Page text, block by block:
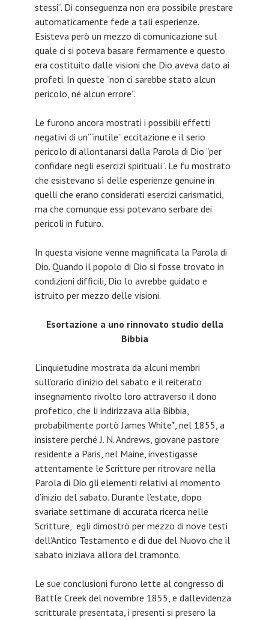
stessi”. Di conseguenza non era possibile prestare
automaticamente fede a tali esperienze.
Esisteva però un mezzo di comunicazione sul
quale ci si poteva basare fermamente e questo
era costituito dalle visioni che Dio aveva dato ai
profeti. In queste “non ci sarebbe stato alcun
pericolo, né alcun errore”.
Le furono ancora mostrati i possibili effetti
negativi di un’“inutile” eccitazione e il serio
pericolo di allontanarsi dalla Parola di Dio “per
confidare negli esercizi spirituali”. Le fu mostrato
che esistevano sì delle esperienze genuine in
quelli che erano considerati esercizi carismatici,
ma che comunque essi potevano serbare dei
pericoli in futuro.
In questa visione venne magnificata la Parola di
Dio. Quando il popolo di Dio si fosse trovato in
condizioni difficili, Dio lo avrebbe guidato e
istruito per mezzo delle visioni.
Esortazione a uno rinnovato studio della
Bibbia
L’inquietudine mostrata da alcuni membri
sull’orario d’inizio del sabato e il reiterato
insegnamento rivolto loro attraverso il dono
profetico, che li indirizzava alla Bibbia,
probabilmente portò James White*, nel 1855, a
insistere perché J. N. Andrews, giovane pastore
residente a Paris, nel Maine, investigasse
attentamente le Scritture per ritrovare nella
Parola di Dio gli elementi relativi al momento
d’inizio del sabato. Durante l’estate, dopo
svariate settimane di accurata ricerca nelle
Scritture, egli dimostrò per mezzo di nove testi
dell’Antico Testamento e di due del Nuovo che il
sabato iniziava all’ora del tramonto.
Le sue conclusioni furono lette al congresso di
Battle Creek del novembre 1855, e dall’evidenza
scritturale presentata, i presenti si presero la